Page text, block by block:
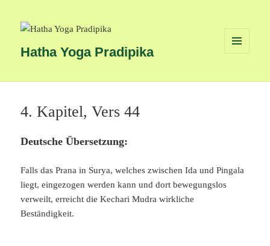
Hatha Yoga Pradipika
4. Kapitel, Vers 44
Deutsche Übersetzung:
Falls das Prana in Surya, welches zwischen Ida und Pingala
liegt, eingezogen werden kann und dort bewegungslos
verweilt, erreicht die Kechari Mudra wirkliche
Beständigkeit.